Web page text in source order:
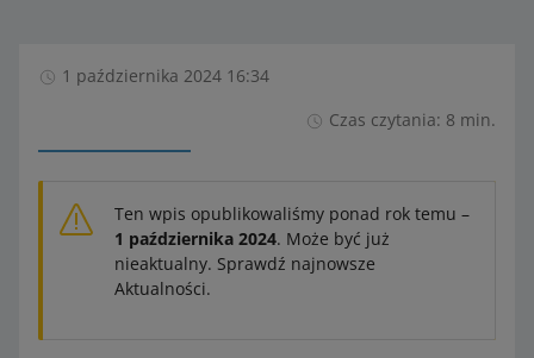
1 października 2024 16:34
Czas czytania: 8 min.
Ten wpis opublikowaliśmy ponad rok temu –
1 października 2024. Może być już
nieaktualny. Sprawdź najnowsze
Aktualności.